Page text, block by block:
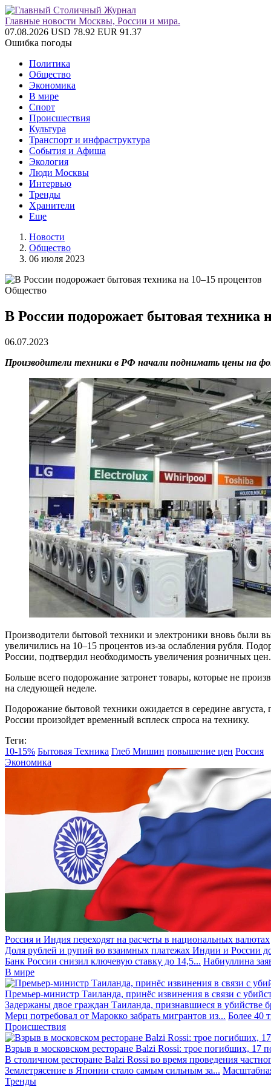
Главные новости Москвы, России и мира.
07.08.2026 USD 78.92 EUR 91.37
Ошибка погоды
Политика
Общество
Экономика
В мире
Спорт
Происшествия
Культура
Транспорт и инфраструктура
События и Афиша
Экология
Люди Москвы
Интервью
Тренды
Хранители
Еще
Новости
Общество
06 июля 2023
Общество
В России подорожает бытовая техника
06.07.2023
Производители техники в РФ начали поднимать цены на
Производители бытовой техники и электроники вновь были
увеличились на 10–15 процентов из-за ослабления рубля.
России, подтвердил необходимость увеличения розничных цен.
Больше всего подорожание затронет товары, которые не
на следующей неделе.
Подорожание бытовой техники ожидается в середине
России произойдет временный всплеск спроса на технику.
Теги:
10-15% Бытовая Техника Глеб Мишин повышение цен Россия
Экономика
Россия и Индия переходят на расчеты в национальных валютах
Доля рублей и рупий во взаимных платежах Индии и России
Банк России снизил ключевую ставку до 14,5... Набиуллина
В мире
Премьер-министр Таиланда, принёс извинения в связи с
Задержаны двое граждан Таиланда, признавшиеся в убийстве
Мерц потребовал от Марокко забрать мигрантов из... Более 40
Происшествия
Взрыв в московском ресторане Balzi Rossi: трое погибших, 17
В столичном ресторане Balzi Rossi во время проведения
Землетрясение в Японии стало самым сильным за...
Тренды